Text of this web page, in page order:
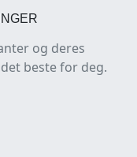
og deres
beste for deg.